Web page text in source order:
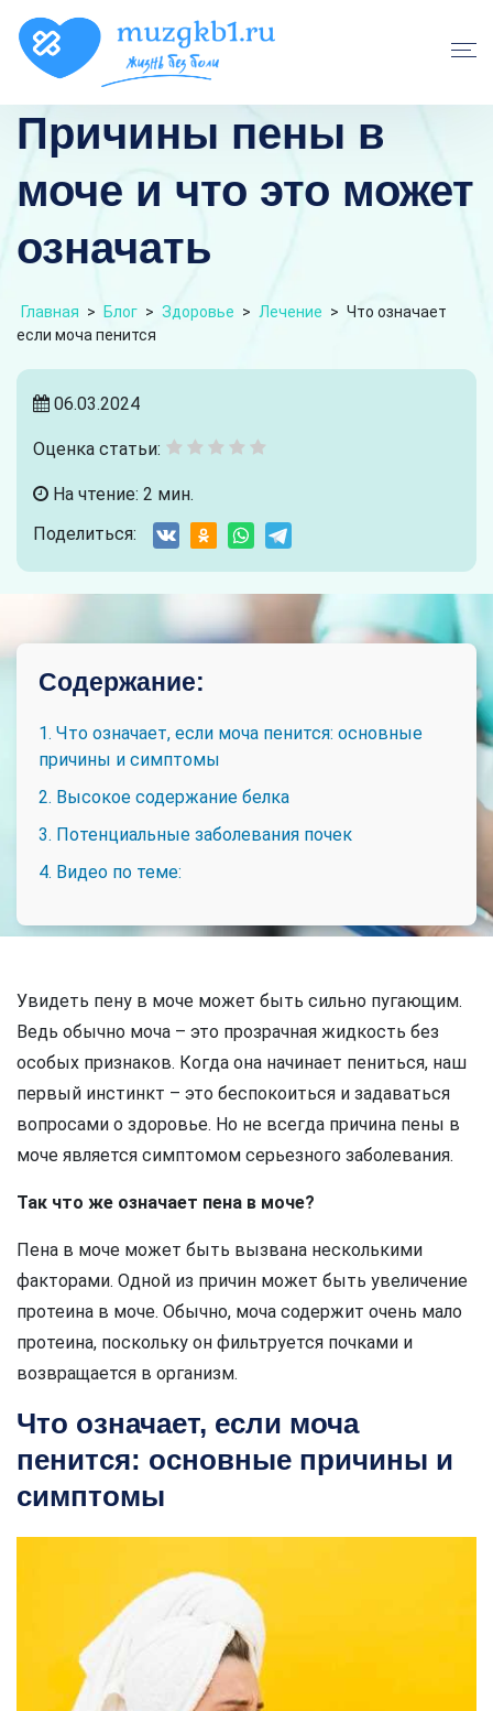
Причины пены в
моче и что это может
означать
Главная > Блог > Здоровье > Лечение > Что означает
если моча пенится
06.03.2024
Оценка статьи:
На чтение: 2 мин.
Поделиться:
Содержание:
1. Что означает, если моча пенится: основные
причины и симптомы
2. Высокое содержание белка
3. Потенциальные заболевания почек
4. Видео по теме:
Увидеть пену в моче может быть сильно пугающим.
Ведь обычно моча – это прозрачная жидкость без
особых признаков. Когда она начинает пениться, наш
первый инстинкт – это беспокоиться и задаваться
вопросами о здоровье. Но не всегда причина пены в
моче является симптомом серьезного заболевания.
Так что же означает пена в моче?
Пена в моче может быть вызвана несколькими
факторами. Одной из причин может быть увеличение
протеина в моче. Обычно, моча содержит очень мало
протеина, поскольку он фильтруется почками и
возвращается в организм.
Что означает, если моча
пенится: основные причины и
симптомы